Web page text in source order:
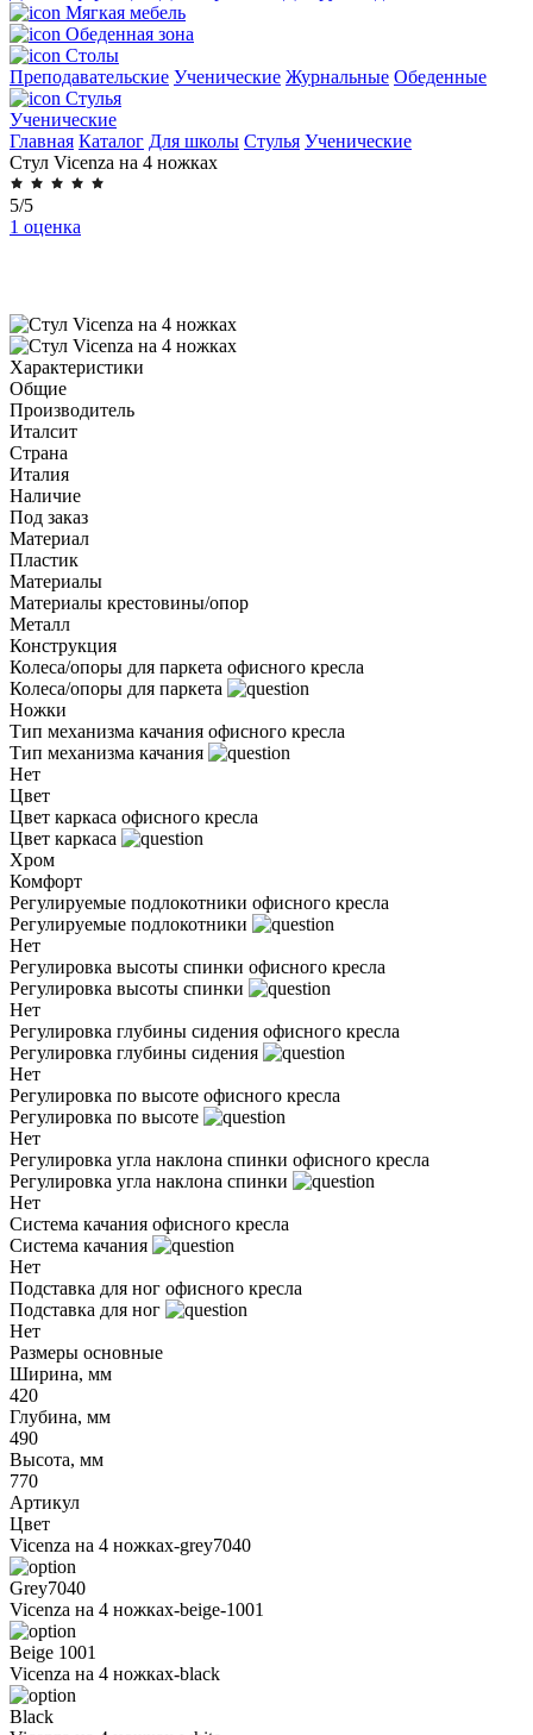
Мягкая мебель
Обеденная зона
Столы
Преподавательские Ученические Журнальные Обеденные
Стулья
Ученические
Главная Каталог Для школы Стулья Ученические
Стул Vicenza на 4 ножках
5/5
1 оценка
Характеристики
Общие
Производитель
Италсит
Страна
Италия
Наличие
Под заказ
Материал
Пластик
Материалы
Материалы крестовины/опор
Металл
Конструкция
Колеса/опоры для паркета офисного кресла
Колеса/опоры для паркета
Ножки
Тип механизма качания офисного кресла
Тип механизма качания
Нет
Цвет
Цвет каркаса офисного кресла
Цвет каркаса
Хром
Комфорт
Регулируемые подлокотники офисного кресла
Регулируемые подлокотники
Нет
Регулировка высоты спинки офисного кресла
Регулировка высоты спинки
Нет
Регулировка глубины сидения офисного кресла
Регулировка глубины сидения
Нет
Регулировка по высоте офисного кресла
Регулировка по высоте
Нет
Регулировка угла наклона спинки офисного кресла
Регулировка угла наклона спинки
Нет
Система качания офисного кресла
Система качания
Нет
Подставка для ног офисного кресла
Подставка для ног
Нет
Размеры основные
Ширина, мм
420
Глубина, мм
490
Высота, мм
770
Артикул
Цвет
Vicenza на 4 ножках-grey7040
Grey7040
Vicenza на 4 ножках-beige-1001
Beige 1001
Vicenza на 4 ножках-black
Black